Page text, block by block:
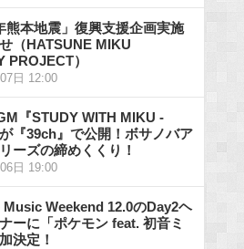
熊本地震」復興支援企画実施
（HATSUNE MIKU
PROJECT）
日 12:00
『STUDY WITH MIKU -
『39ch』で公開！ボサノバア
ーズの締めくくり！
日 19:00
Music Weekend 12.0のDay2ヘ
ーに「ポケモン feat. 初音ミ
決定！